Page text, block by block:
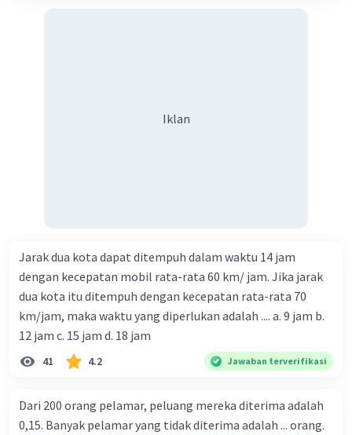
Iklan
Jarak dua kota dapat ditempuh dalam waktu 14 jam
dengan kecepatan mobil rata-rata 60 km/ jam. Jika jarak
dua kota itu ditempuh dengan kecepatan rata-rata 70
km/jam, maka waktu yang diperlukan adalah .... a. 9 jam b.
12 jam c. 15 jam d. 18 jam
41 4.2 Jawaban terverifikasi
Dari 200 orang pelamar, peluang mereka diterima adalah
0,15. Banyak pelamar yang tidak diterima adalah ... orang.